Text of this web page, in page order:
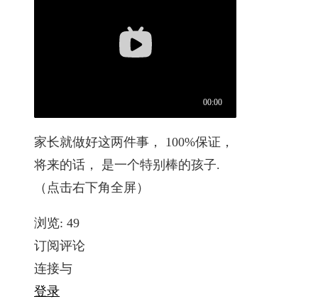
家长就做好这两件事， 100%保证，
将来的话， 是一个特别棒的孩子.
（点击右下角全屏）
浏览: 49
订阅评论
连接与
登录